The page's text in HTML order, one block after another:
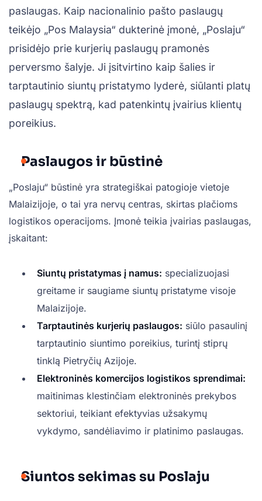
paslaugas. Kaip nacionalinio pašto paslaugų
teikėjo „Pos Malaysia“ dukterinė įmonė, „Poslaju“
prisidėjo prie kurjerių paslaugų pramonės
perversmo šalyje. Ji įsitvirtino kaip šalies ir
tarptautinio siuntų pristatymo lyderė, siūlanti platų
paslaugų spektrą, kad patenkintų įvairius klientų
poreikius.
Paslaugos ir būstinė
„Poslaju“ būstinė yra strategiškai patogioje vietoje
Malaizijoje, o tai yra nervų centras, skirtas plačioms
logistikos operacijoms. Įmonė teikia įvairias paslaugas,
įskaitant:
Siuntų pristatymas į namus: specializuojasi
greitame ir saugiame siuntų pristatyme visoje
Malaizijoje.
Tarptautinės kurjerių paslaugos: siūlo pasaulinį
tarptautinio siuntimo poreikius, turintį stiprų
tinklą Pietryčių Azijoje.
Elektroninės komercijos logistikos sprendimai:
maitinimas klestinčiam elektroninės prekybos
sektoriui, teikiant efektyvias užsakymų
vykdymo, sandėliavimo ir platinimo paslaugas.
Siuntos sekimas su Poslaju